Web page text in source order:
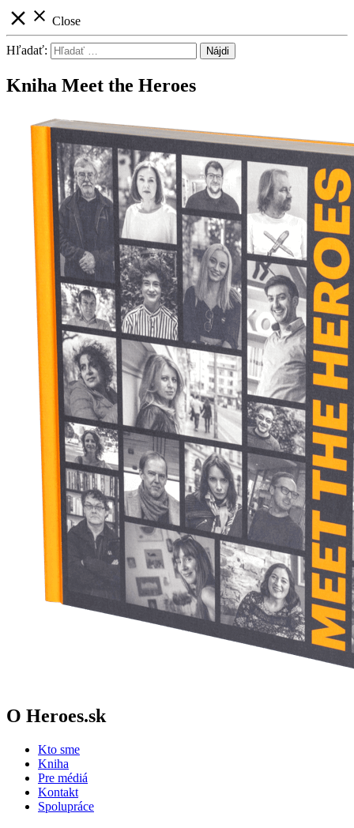
close close Close
Hľadať:
Kniha Meet the Heroes
O Heroes.sk
Kto sme
Kniha
Pre médiá
Kontakt
Spolupráce